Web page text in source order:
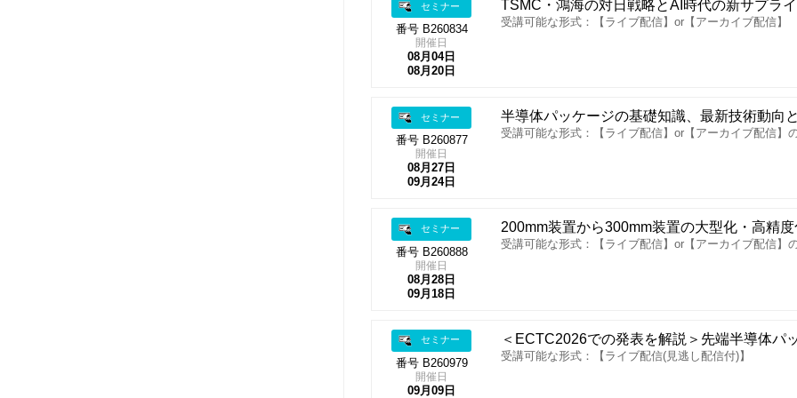
セミナー
番号 B260834
開催日
08月04日
08月20日
TSMC・鴻海の対日戦略とAI時代の新サプ
受講可能な形式：【ライブ配信】or【アーカイブ配信】
セミナー
番号 B260877
開催日
08月27日
09月24日
半導体パッケージの基礎知識、最新技術動向
受講可能な形式：【ライブ配信】or【アーカイブ配信】
セミナー
番号 B260888
開催日
08月28日
09月18日
200mm装置から300mm装置の大型化・高精
受講可能な形式：【ライブ配信】or【アーカイブ配信】
セミナー
番号 B260979
開催日
09月09日
＜ECTC2026での発表を解説＞先端半導体パ
受講可能な形式：【ライブ配信(見逃し配信付)】